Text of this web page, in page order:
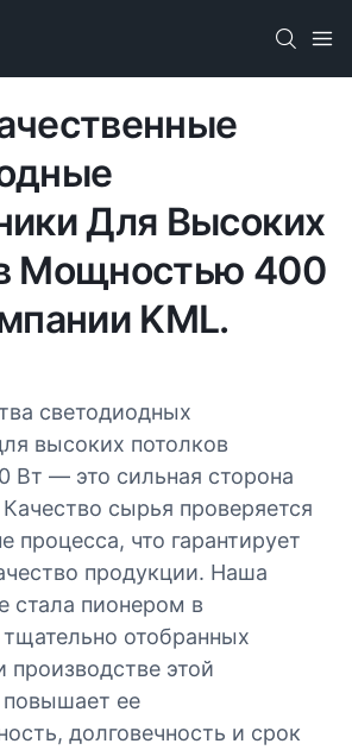
Для Высоких
Мощностью 400
KML.
светодиодных
высоких потолков
— это сильная сторона
сырья проверяется
процесса, что гарантирует
продукции. Наша
стала пионером в
отобранных
производстве этой
повышает ее
долговечность и срок